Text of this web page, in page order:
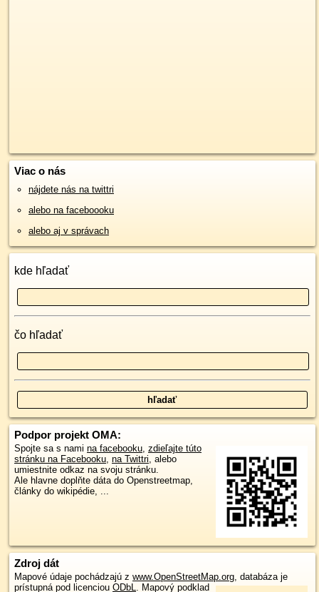
Viac o nás
nájdete nás na twittri
alebo na faceboooku
alebo aj v správach
kde hľadať
čo hľadať
Podpor projekt OMA:
Spojte sa s nami na facebooku, zdieľajte túto
stránku na Facebooku, na Twittri, alebo
umiestnite odkaz na svoju stránku.
Ale hlavne doplňte dáta do Openstreetmap,
články do wikipédie, ...
Zdroj dát
Mapové údaje pochádzajú z www.OpenStreetMap.org, databáza je
prístupná pod licenciou ODbL. Mapový podklad